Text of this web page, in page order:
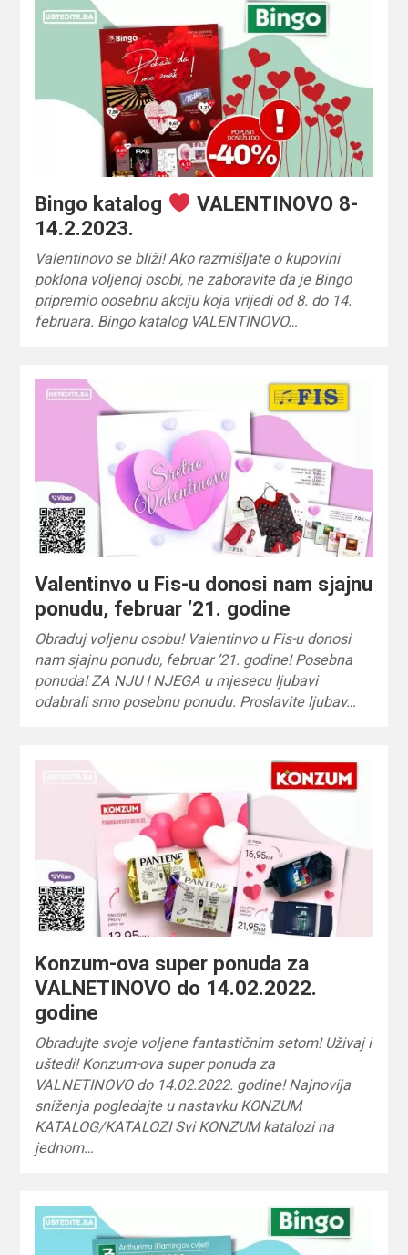
Bingo katalog
VALENTINOVO 8-
14.2.2023.
Valentinovo se bliži! Ako razmišljate o kupovini
poklona voljenoj osobi, ne zaboravite da je Bingo
pripremio oosebnu akciju koja vrijedi od 8. do 14.
februara. Bingo katalog VALENTINOVO…
Valentinvo u Fis-u donosi nam sjajnu
ponudu, februar ’21. godine
Obraduj voljenu osobu! Valentinvo u Fis-u donosi
nam sjajnu ponudu, februar ’21. godine! Posebna
ponuda! ZA NJU I NJEGA u mjesecu ljubavi
odabrali smo posebnu ponudu. Proslavite ljubav…
Konzum-ova super ponuda za
VALNETINOVO do 14.02.2022.
godine
Obradujte svoje voljene fantastičnim setom! Uživaj i
uštedi! Konzum-ova super ponuda za
VALNETINOVO do 14.02.2022. godine! Najnovija
sniženja pogledajte u nastavku KONZUM
KATALOG/KATALOZI Svi KONZUM katalozi na
jednom…